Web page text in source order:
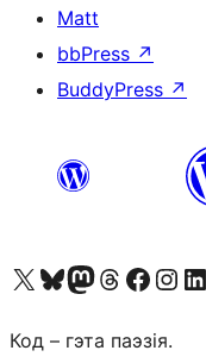
Matt
bbPress ↗
BuddyPress ↗
Наведайце наш акаўнт у X (былы Twitter)
Visit our Bluesky account
Visit our Mastodon account
Visit our Threads account
Наведаеце нашу
Код – гэта паэзія.